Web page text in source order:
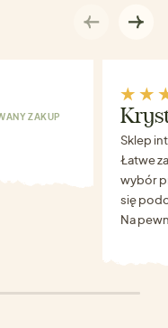
ZAKUP
Sklep
Łatwe
wybór
się
Na